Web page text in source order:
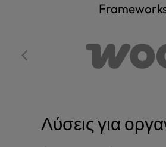
Λύσεις για